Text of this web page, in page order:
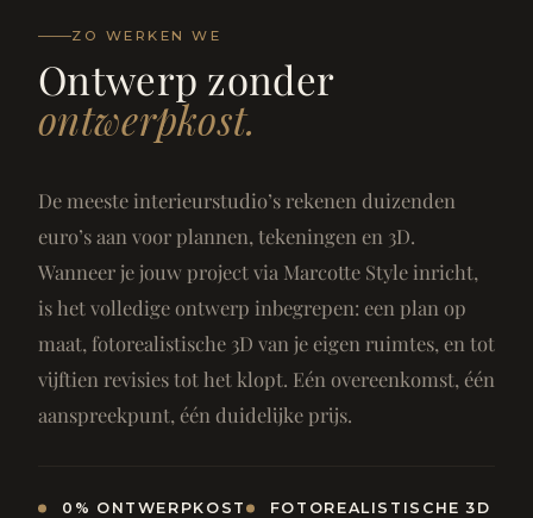
ZO WERKEN WE
Ontwerp zonder
ontwerpkost.
De meeste interieurstudio’s rekenen duizenden
euro’s aan voor plannen, tekeningen en 3D.
Wanneer je jouw project via Marcotte Style inricht,
is het volledige ontwerp inbegrepen: een plan op
maat, fotorealistische 3D van je eigen ruimtes, en tot
vijftien revisies tot het klopt. Eén overeenkomst, één
aanspreekpunt, één duidelijke prijs.
0% ONTWERPKOST
FOTOREALISTISCHE 3D